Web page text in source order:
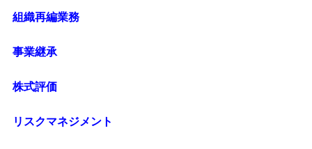
組織再編業務
事業継承
株式評価
リスクマネジメント